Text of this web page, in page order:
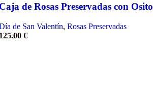
de Rosas Preservadas con Osito
de San Valentín, Rosas Preservadas
€